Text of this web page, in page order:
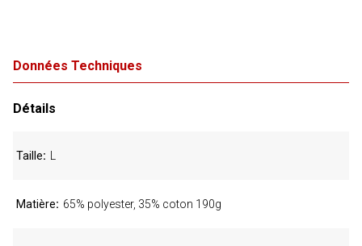
Données Techniques
Détails
Taille
Matière 65% polyester, 35% coton 190g